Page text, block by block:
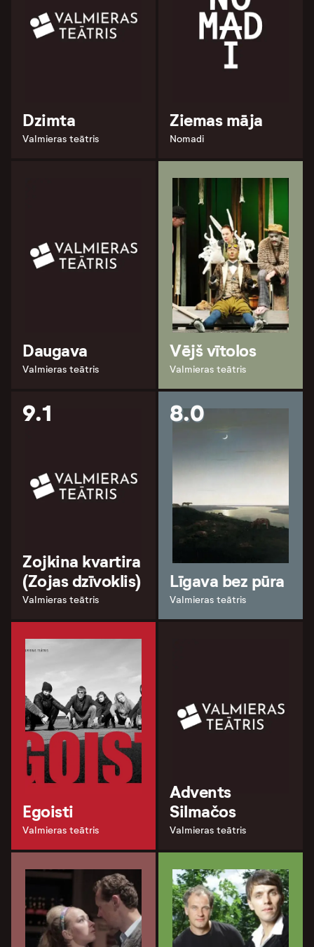
Dzimta
Valmieras teātris
Ziemas māja
Nomadi
Daugava
Valmieras teātris
Vējš vītolos
Valmieras teātris
9.1
Zojkina kvartira
(Zojas dzīvoklis)
Valmieras teātris
8.0
Līgava bez pūra
Valmieras teātris
Egoisti
Valmieras teātris
Advents
Silmačos
Valmieras teātris